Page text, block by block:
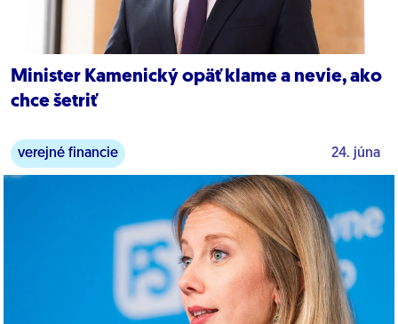
Minister Kamenický opäť klame a nevie, ako
chce šetriť
verejné financie 24. júna